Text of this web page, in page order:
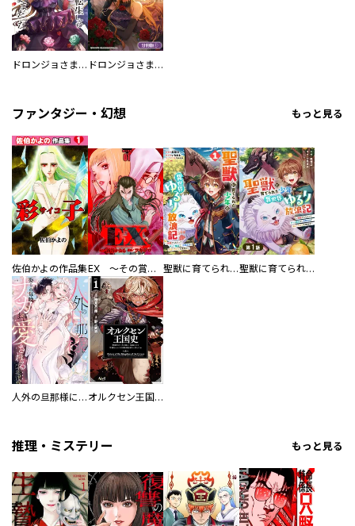
ドロンジョさまは転生しても悪役令嬢のままだった ドロンジョさまは転生しても悪役令嬢のままだった【分冊版】
ファンタジー・幻想 もっと見る
佐伯かよの作品集 EX ～その賞金稼ぎは、世界の出口を探す～【単行本版】 聖獣に育てられた少年の異世界ゆるり放浪記～神様からもらったチート魔法で、仲間たちとスローライフを満喫中～ 聖獣に育てられた少年の異世界ゆるり放浪記～神様からもらったチート魔法で、仲間たちとスローライフを満喫中～【分冊版】
人外の旦那様に娶られ毎晩ナカまで愛される…。アンソロジー オルクセン王国史
推理・ミステリー もっと見る